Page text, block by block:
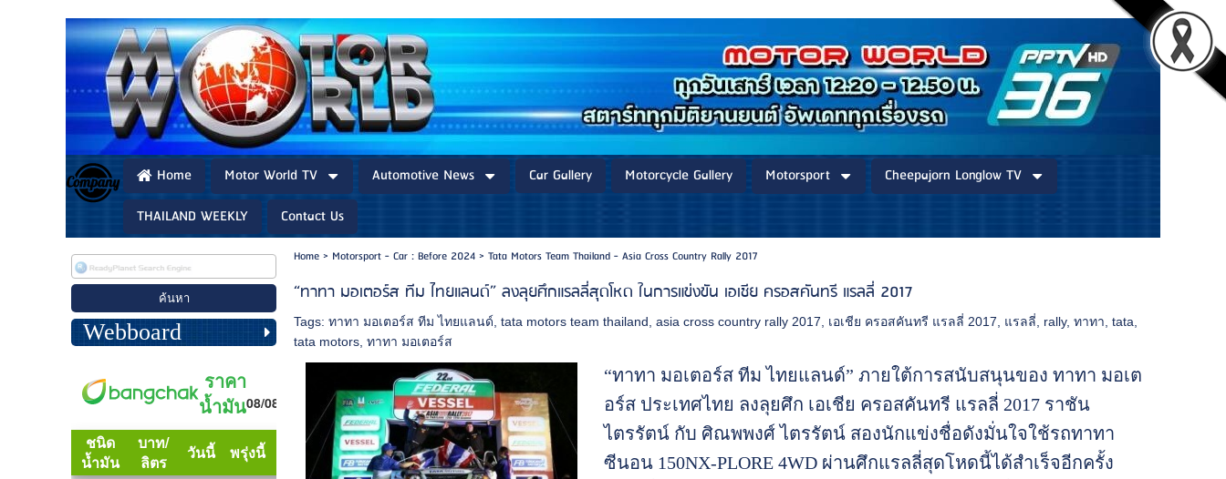
Home Motor World TV Automotive News Car Gallery Motorcycle Gallery Motorsport
Cheepajorn Longlow TV
THAILAND WEEKLY
Contact Us
Webboard
Home> Motorsport - Car : Before 2024> Tata Motors Team Thailand - Asia Cross Country Rally 2017
“ทาทา มอเตอร์ส ทีม ไทยแลนด์” ลงลุยศึกแรลลี่สุดโหด ในการแข่งขัน เอเชีย ครอสคันทรี แรลลี่ 2017
Tags:ทาทา มอเตอร์ส ทีม ไทยแลนด์ ,tata motors team thailand ,asia cross country rally 2017 เอเชีย ครอสคันทรี แรลลี่ 2017 แรลลี่ rally,ทาทา ,tata
tata motors ,ทาทา มอเตอร์ส
“ทาทา มอเตอร์ส ทีม ไทยแลนด์” ภายใต้การสนับสนุนของ ทาทา มอเต
อร์ส ประเทศไทย ลงลุยศึก เอเชีย ครอสคันทรี แรลลี่ 2017 ราชัน
ไตรรัตน์ กับ ศิณพพงศ์ ไตรรัตน์ สองนักแข่งชื่อดังมั่นใจใช้รถทาทา
ซีนอน 150NX-PLORE 4WD ผ่านศึกแรลลี่สุดโหดนี้ได้สำเร็จอีกครั้ง